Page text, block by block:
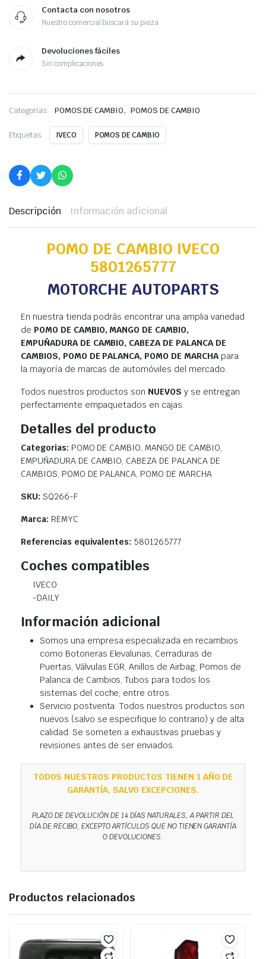
Contacta con nosotros
Nuestro comercial buscará su pieza
Devoluciones fáciles
Sin complicaciones
Categorías: POMOS DE CAMBIO, POMOS DE CAMBIO
Etiquetas: IVECO POMOS DE CAMBIO
Descripción Información adicional
POMO DE CAMBIO IVECO
5801265777
MOTORCHE AUTOPARTS
En nuestra tienda podrás encontrar una amplia variedad
de POMO DE CAMBIO, MANGO DE CAMBIO,
EMPUÑADURA DE CAMBIO, CABEZA DE PALANCA DE
CAMBIOS, POMO DE PALANCA, POMO DE MARCHApara
la mayoría de marcas de automóviles del mercado.
Todos nuestros productos son NUEVOS y se entregan
perfectamente empaquetados en cajas.
Detalles del producto
Categorias: POMO DE CAMBIO, MANGO DE CAMBIO,
EMPUÑADURA DE CAMBIO, CABEZA DE PALANCA DE
CAMBIOS, POMO DE PALANCA, POMO DE MARCHA
SKU: SQ266-F
Marca: REMYC
Referencias equivalentes: 5801265777
Coches compatibles
IVECO:
-DAILY
Información adicional
Somos una empresa especializada en recambios
como Botoneras Elevalunas, Cerraduras de
Puertas, Válvulas EGR, Anillos de Airbag, Pomos de
Palanca de Cambios, Tubos para todos los
sistemas del coche, entre otros.
Servicio postventa: Todos nuestros productos son
nuevos (salvo se especifique lo contrario) y de alta
calidad. Se someten a exhaustivas pruebas y
revisiones antes de ser enviados.
TODOS NUESTROS PRODUCTOS TIENEN 1 AÑO DE
GARANTÍA, SALVO EXCEPCIONES.
PLAZO DE DEVOLUCIÓN DE 14 DÍAS NATURALES, A PARTIR DEL
DÍA DE RECIBO, EXCEPTO ARTÍCULOS QUE NO TIENEN GARANTÍA
O DEVOLUCIONES.
Productos relacionados